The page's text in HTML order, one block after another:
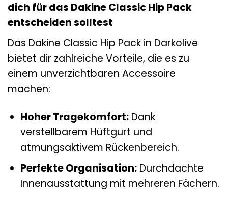
dich für das Dakine Classic Hip Pack
entscheiden solltest
Das Dakine Classic Hip Pack in Darkolive
bietet dir zahlreiche Vorteile, die es zu
einem unverzichtbaren Accessoire
machen:
Hoher Tragekomfort:Dank
verstellbarem Hüftgurt und
atmungsaktivem Rückenbereich.
Perfekte Organisation:Durchdachte
Innenausstattung mit mehreren Fächern.